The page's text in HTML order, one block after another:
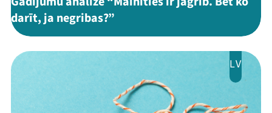
darīt, ja negribas?”
LV